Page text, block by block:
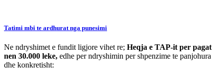
Tatimi mbi te ardhurat nga punesimi
Ne ndryshimet e fundit ligjore vihet re; Heqja e TAP-it per pagat
nen 30.000 leke, edhe per ndryshimin per shpenzime te panjohura
dhe konkretisht: